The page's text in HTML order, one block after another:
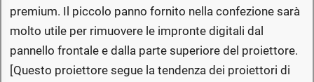
premium. Il piccolo panno fornito nella confezione sarà
molto utile per rimuovere le impronte digitali dal
pannello frontale e dalla parte superiore del proiettore.
[Questo proiettore segue la tendenza dei proiettori di